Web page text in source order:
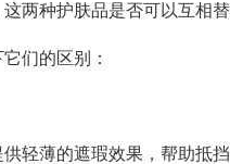
两种护肤品是否可以互相
们的区别：
轻薄的遮瑕效果，帮助抵